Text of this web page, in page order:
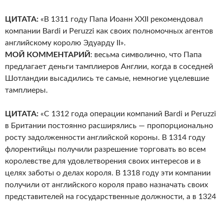
ЦИТАТА: «В 1311 году Папа Иоанн XXII рекомендовал
компании Bardi и Peruzzi как своих полномочных агентов
английскому королю Эдуарду II».
МОЙ КОММЕНТАРИЙ : весьма символично, что Папа
предлагает деньги тамплиеров Англии, когда в соседней
Шотландии высадились те самые, немногие уцелевшие
тамплиеры.
ЦИТАТА: «С 1312 года операции компаний Bardi и Peruzzi
в Британии постоянно расширялись — пропорционально
росту задолженности английской короны. В 1314 году
флорентийцы получили разрешение торговать во всем
королевстве для удовлетворения своих интересов и в
целях заботы о делах короля. В 1318 году эти компании
получили от английского короля право назначать своих
представителей на государственные должности, а в 1324